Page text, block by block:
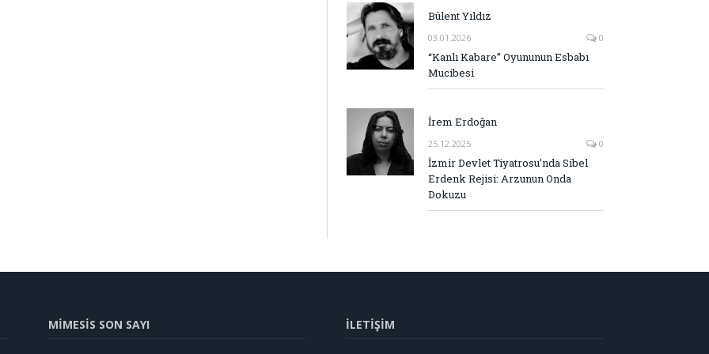
Bülent Yıldız
03.01.2026 0
“Kanlı Kabare” Oyununun Esbabı
Mucibesi
İrem Erdoğan
25.12.2025 0
İzmir Devlet Tiyatrosu’nda Sibel
Erdenk Rejisi: Arzunun Onda
Dokuzu
MİMESİS SON SAYI İLETİŞİM